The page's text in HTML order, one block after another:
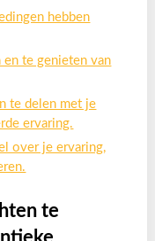
hebben
en te genieten van
te delen met je
ervaring.
over je ervaring,
te